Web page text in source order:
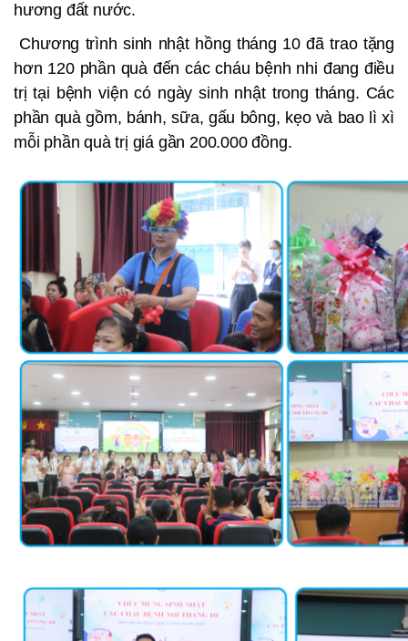
hương đất nước.
Chương trình sinh nhật hồng tháng 10 đã trao tặng
hơn 120 phần quà đến các cháu bệnh nhi đang điều
trị tại bệnh viện có ngày sinh nhật trong tháng. Các
phần quà gồm, bánh, sữa, gấu bông, kẹo và bao lì xì
mỗi phần quà trị giá gần 200.000 đồng.